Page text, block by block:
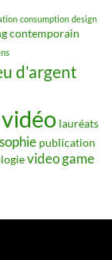
consumption design
contemporain
d'argent
lauréats
publication
video game